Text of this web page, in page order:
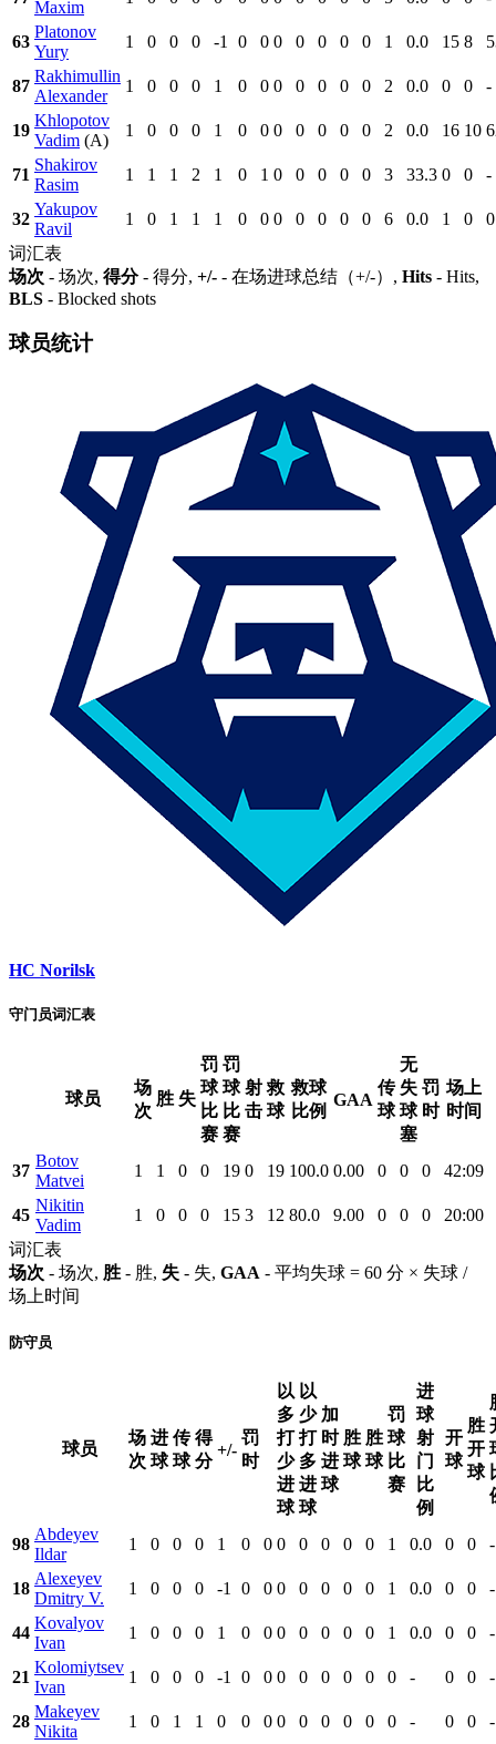
Maxim
63
Platonov
Yury
1 0 0 0 -1 0 0 0 0 0 0 0 1 0.0 15 8
87
Rakhimullin
Alexander
1 0 0 0 1 0 0 0 0 0 0 0 2 0.0 0 0 -
19
Khlopotov
Vadim (A)
1 0 0 0 1 0 0 0 0 0 0 0 2 0.0 16 10
71
Shakirov
Rasim
1 1 1 2 1 0 1 0 0 0 0 0 3 33.3 0 0 -
32
Yakupov
Ravil
1 0 1 1 1 0 0 0 0 0 0 0 6 0.0 1 0
词汇表
场次 - 场次, 得分- 得分, +/- - 在场进球总结（+/-）, Hits - Hits,
BLS - Blocked shots
球员统计
HC Norilsk
守门员词汇表
球员
场
次
胜 失
罚
球
比
赛
罚
球
比
赛
射
击
救
球
救球
比例
GAA
传
球
无
失
球
塞
罚
时
场上
时间
37
Botov
Matvei
1 1 0 0 19 0 19 100.0 0.00 0 0 0 42:09
45
Nikitin
Vadim
1 0 0 0 15 3 12 80.0 9.00 0 0 0
20:00
词汇表
场次 - 场次, 胜 - 胜, 失 - 失, GAA - 平均失球 = 60 分 × 失球 /
场上时间
防守员
球员
场
次
进
球
传
球
得
分
+/-
罚
时
以
多
打
少
进
球
以
少
打
多
进
球
加
时
进
球
胜
球
胜
球
罚
球
比
赛
进
球
射
门
比
例
开
球
胜
开
球
98
Abdeyev
Ildar
1 0 0 0 1 0 0 0 0 0 0 0 1 0.0 0 0 -
18
Alexeyev
Dmitry V.
1 0 0 0 -1 0 0 0 0 0 0 0 1 0.0 0 0 -
44
Kovalyov
Ivan
1 0 0 0 1 0 0 0 0 0 0 0 1 0.0 0 0 -
21
Kolomiytsev
Ivan
1 0 0 0 -1 0 0 0 0 0 0 0 0 - 0 0 -
28
Makeyev
Nikita
1 0 1 1 0 0 0 0 0 0 0 0 0 - 0 0
-